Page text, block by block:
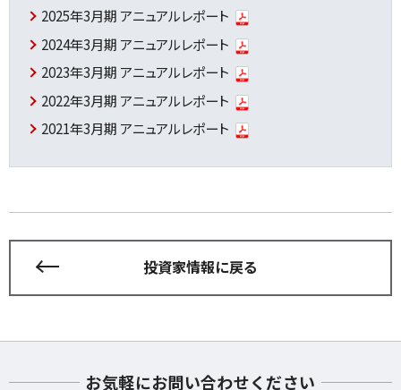
2025年3月期 アニュアルレポート
2024年3月期 アニュアルレポート
2023年3月期 アニュアルレポート
2022年3月期 アニュアルレポート
2021年3月期 アニュアルレポート
投資家情報に戻る
お気軽にお問い合わせください